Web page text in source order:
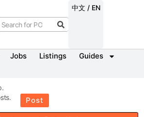
中文 / EN
Jobs Listings Guides
Post